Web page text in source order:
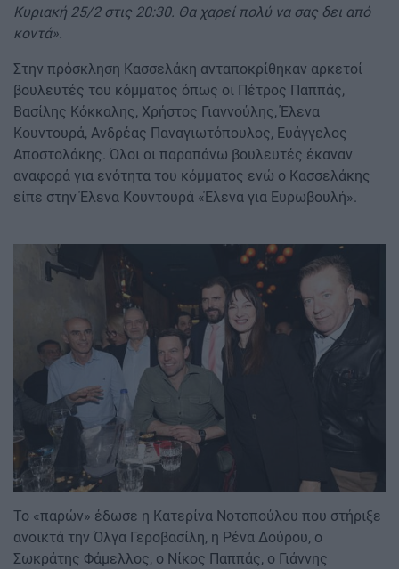
Κυριακή 25/2 στις 20:30. Θα χαρεί πολύ να σας δει από
κοντά».
Στην πρόσκληση Κασσελάκη ανταποκρίθηκαν αρκετοί
βουλευτές του κόμματος όπως οι Πέτρος Παππάς,
Βασίλης Κόκκαλης, Χρήστος Γιαννούλης, Έλενα
Κουντουρά, Ανδρέας Παναγιωτόπουλος, Ευάγγελος
Αποστολάκης. Όλοι οι παραπάνω βουλευτές έκαναν
αναφορά για ενότητα του κόμματος ενώ ο Κασσελάκης
είπε στην Έλενα Κουντουρά «Έλενα για Ευρωβουλή».
Image
Το «παρών» έδωσε η Κατερίνα Νοτοπούλου που στήριξε
ανοικτά την Όλγα Γεροβασίλη, η Ρένα Δούρου, ο
Σωκράτης Φάμελλος, ο Νίκος Παππάς, ο Γιάννης